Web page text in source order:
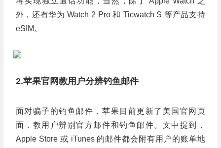
外，还有华为 Watch 2 Pro 和 Ticwatch S 等产品支持
eSIM。
2.苹果官网教用户分辨钓鱼邮件
面对骗子的钓鱼邮件，苹果目前更新了美国官网页
面，教用户辨别官方邮件和钓鱼邮件。文中提到，
Apple Store 或 iTunes 的邮件都会附有用户的账单地